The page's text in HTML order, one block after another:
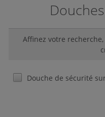
Affinez votre
Douche de sécurité